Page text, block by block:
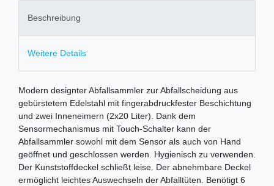
Beschreibung
Weitere Details
Modern designter Abfallsammler zur Abfallscheidung aus
gebürstetem Edelstahl mit fingerabdruckfester Beschichtung
und zwei Inneneimern (2x20 Liter). Dank dem
Sensormechanismus mit Touch-Schalter kann der
Abfallsammler sowohl mit dem Sensor als auch von Hand
geöffnet und geschlossen werden. Hygienisch zu verwenden.
Der Kunststoffdeckel schließt leise. Der abnehmbare Deckel
ermöglicht leichtes Auswechseln der Abfalltüten. Benötigt 6